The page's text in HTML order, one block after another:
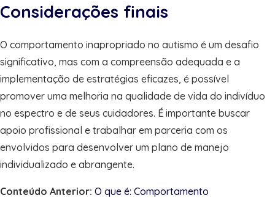
Considerações finais
O comportamento inapropriado no autismo é um desafio
significativo, mas com a compreensão adequada e a
implementação de estratégias eficazes, é possível
promover uma melhoria na qualidade de vida do indivíduo
no espectro e de seus cuidadores. É importante buscar
apoio profissional e trabalhar em parceria com os
envolvidos para desenvolver um plano de manejo
individualizado e abrangente.
Conteúdo Anterior: O que é: Comportamento